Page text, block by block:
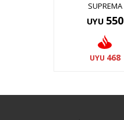
SUPREMA
UYU 550
UYU 468